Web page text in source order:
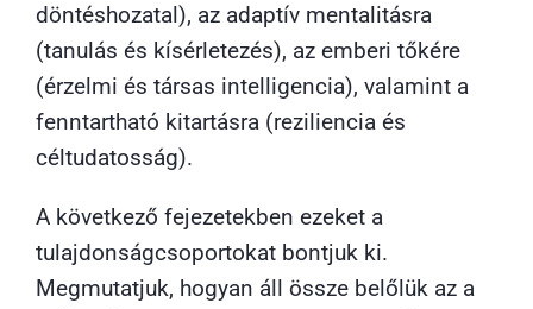
döntéshozatal), az adaptív mentalitásra
(tanulás és kísérletezés), az emberi tőkére
(érzelmi és társas intelligencia), valamint a
fenntartható kitartásra (reziliencia és
céltudatosság).
A következő fejezetekben ezeket a
tulajdonságcsoportokat bontjuk ki.
Megmutatjuk, hogyan áll össze belőlük az a